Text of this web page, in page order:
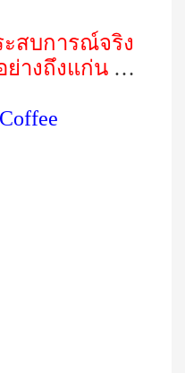
ะสบการณ์จริง
ย่างถึงแก่น …